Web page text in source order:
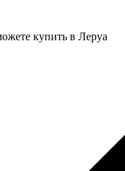
купить в Леруа